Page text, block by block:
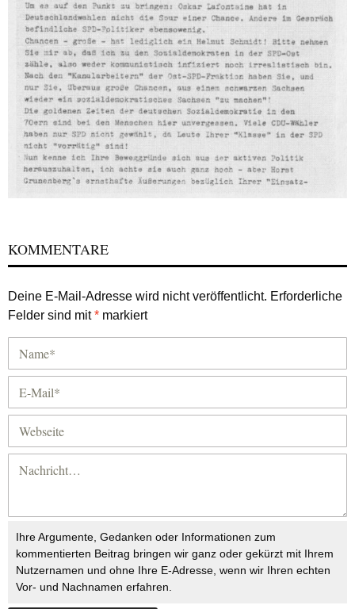
KOMMENTARE
Deine E-Mail-Adresse wird nicht veröffentlicht. Erforderliche
Felder sind mit* markiert
Ihre Argumente, Gedanken oder Informationen zum
kommentierten Beitrag bringen wir ganz oder gekürzt mit Ihrem
Nutzernamen und ohne Ihre E-Adresse, wenn wir Ihren echten
Vor- und Nachnamen erfahren.